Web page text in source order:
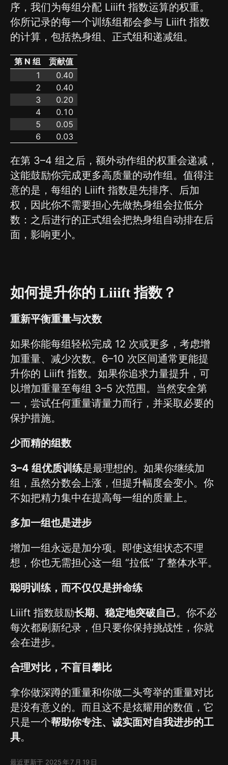
序，我们为每组分配 Liiift 指数运算的权重。
你所记录的每一个训练组都会参与 Liiift 指数
的计算，包括热身组、正式组和递减组。
第 N 组
贡献值
1
0.40
2
0.40
3
0.20
4
0.10
5
0.05
6
0.03
在第 3–4 组之后，额外动作组的权重会递减，
这能鼓励你完成更多高质量的动作组。值得注
意的是，每组的 Liiift 指数是先排序、后加
权，因此你不需要担心先做热身组会拉低分
数：之后进行的正式组会把热身组自动排在后
面，影响更小。
如何提升你的 Liiift 指数？
重新平衡重量与次数
如果你能每组轻松完成 12 次或更多，考虑增
加重量、减少次数。6–10 次区间通常更能提
升你的 Liiift 指数。如果你追求力量提升，可
以增加重量至每组 3–5 次范围。当然安全第
一，尝试任何重量请量力而行，并采取必要的
保护措施。
少而精的组数
3–4 组优质训练是最理想的。如果你继续加
组，虽然分数会上涨，但提升幅度会变小。你
不如把精力集中在提高每一组的质量上。
多加一组也是进步
增加一组永远是加分项。即使这组状态不理
想，你也无需担心这一组 “拉低” 了整体水平。
聪明训练，而不仅仅是拼命练
Liiift 指数鼓励长期、稳定地突破自己。你不必
每次都刷新纪录，但只要你保持挑战性，你就
会在进步。
合理对比，不盲目攀比
拿你做深蹲的重量和你做二头弯举的重量对比
是没有意义的。而且这不是炫耀用的数值，它
只是一个帮助你专注、诚实面对自我进步的工
具。
最近更新于 2025 年 7 月 19 日